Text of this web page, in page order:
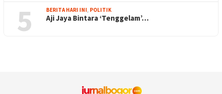
5 BERITA HARI INI, POLITIK
Aji Jaya Bintara ‘Tenggelam’…